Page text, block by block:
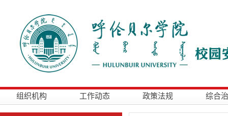
组织机构 工作动态 政策法规 综合